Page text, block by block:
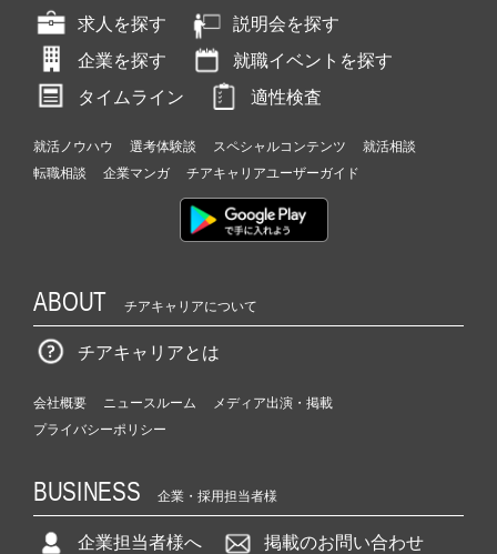
求人を探す
説明会を探す
企業を探す
就職イベントを探す
タイムライン
適性検査
就活ノウハウ 選考体験談 スペシャルコンテンツ
就活相談
転職相談
企業マンガ チアキャリアユーザーガイド
ABOUT チアキャリアについて
チアキャリアとは
会社概要 ニュースルーム
メディア出演・掲載
プライバシーポリシー
BUSINESS 企業・採用担当者様
企業担当者様へ 掲載のお問い合わせ